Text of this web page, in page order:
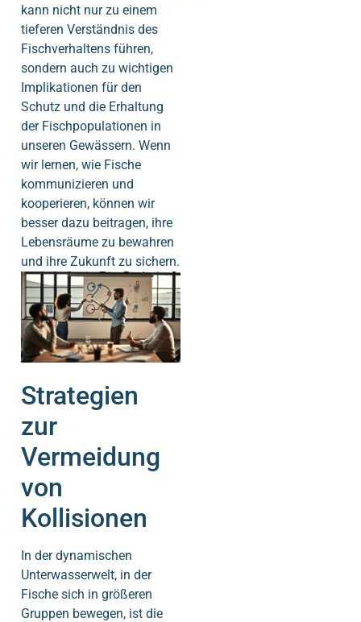
kann nicht nur zu einem
tieferen Verständnis des
Fischverhaltens führen,
sondern auch zu wichtigen
Implikationen für den
Schutz und die Erhaltung
der Fischpopulationen in
unseren Gewässern. Wenn
wir lernen, wie Fische
kommunizieren und
kooperieren, können wir
besser dazu beitragen, ihre
Lebensräume zu bewahren
und ihre Zukunft zu sichern.
Strategien
zur
Vermeidung
von
Kollisionen
In der dynamischen
Unterwasserwelt, in der
Fische sich in größeren
Gruppen bewegen, ist die